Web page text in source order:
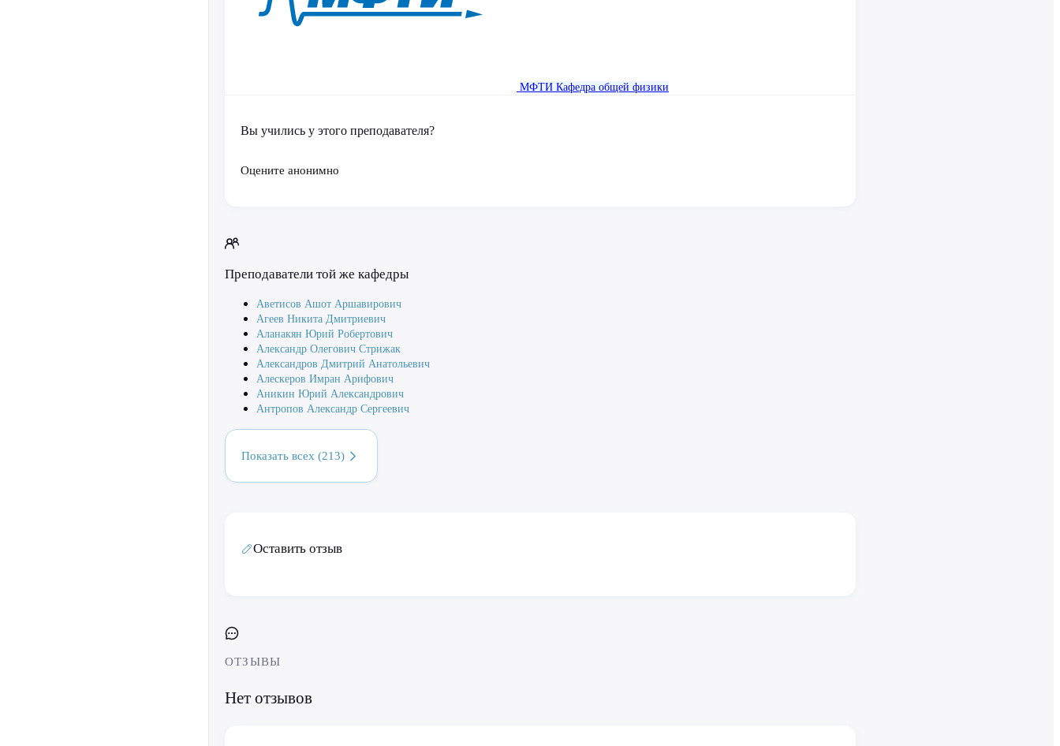
МФТИ Кафедра общей физики
Вы учились у этого преподавателя?
Оцените анонимно
Преподаватели той же кафедры
Аветисов Ашот Аршавирович
Агеев Никита Дмитриевич
Аланакян Юрий Робертович
Александр Олегович Стрижак
Александров Дмитрий Анатольевич
Алескеров Имран Арифович
Аникин Юрий Александрович
Антропов Александр Сергеевич
Показать всех (213)
Оставить отзыв
ОТЗЫВЫ
Нет отзывов